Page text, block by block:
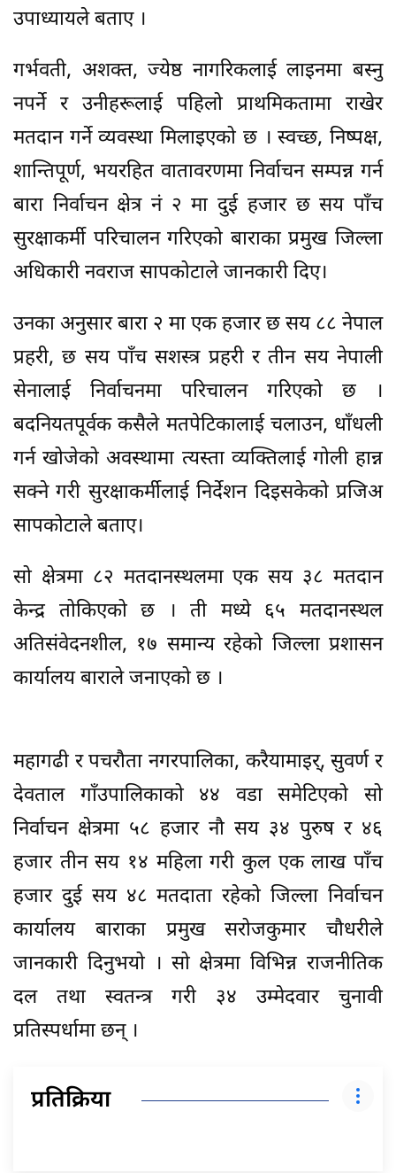
उपाध्यायले बताए ।
गर्भवती, अशक्त, ज्येष्ठ नागरिकलाई लाइनमा बस्नु
नपर्ने र उनीहरूलाई पहिलो प्राथमिकतामा राखेर
मतदान गर्ने व्यवस्था मिलाइएको छ । स्वच्छ, निष्पक्ष,
शान्तिपूर्ण, भयरहित वातावरणमा निर्वाचन सम्पन्न गर्न
बारा निर्वाचन क्षेत्र नं २ मा दुई हजार छ सय पाँच
सुरक्षाकर्मी परिचालन गरिएको बाराका प्रमुख जिल्ला
अधिकारी नवराज सापकोटाले जानकारी दिए।
उनका अनुसार बारा २ मा एक हजार छ सय ८८ नेपाल
प्रहरी, छ सय पाँच सशस्त्र प्रहरी र तीन सय नेपाली
सेनालाई निर्वाचनमा परिचालन गरिएको छ ।
बदनियतपूर्वक कसैले मतपेटिकालाई चलाउन, धाँधली
गर्न खोजेको अवस्थामा त्यस्ता व्यक्तिलाई गोली हान्न
सक्ने गरी सुरक्षाकर्मीलाई निर्देशन दिइसकेको प्रजिअ
सापकोटाले बताए।
सो क्षेत्रमा ८२ मतदानस्थलमा एक सय ३८ मतदान
केन्द्र तोकिएको छ । ती मध्ये ६५ मतदानस्थल
अतिसंवेदनशील, १७ समान्य रहेको जिल्ला प्रशासन
कार्यालय बाराले जनाएको छ ।
महागढी र पचरौता नगरपालिका, करैयामाइर्, सुवर्ण र
देवताल गाँउपालिकाको ४४ वडा समेटिएको सो
निर्वाचन क्षेत्रमा ५८ हजार नौ सय ३४ पुरुष र ४६
हजार तीन सय १४ महिला गरी कुल एक लाख पाँच
हजार दुई सय ४८ मतदाता रहेको जिल्ला निर्वाचन
कार्यालय बाराका प्रमुख सरोजकुमार चौधरीले
जानकारी दिनुभयो । सो क्षेत्रमा विभिन्न राजनीतिक
दल तथा स्वतन्त्र गरी ३४ उम्मेदवार चुनावी
प्रतिस्पर्धामा छन् ।
प्रतिक्रिया